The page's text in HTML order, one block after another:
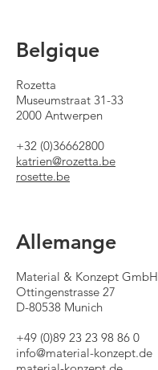
Belgique
Rozetta
Museumstraat 31-33
2000 Antwerpen
+32 (0)36662800
katrien@rozetta.be
rosette.be
Allemange
Material & Konzept GmbH
Ottingenstrasse 27
D-80538 Munich
+49 (0)89 23 23 98 86 0
info@material-konzept.de